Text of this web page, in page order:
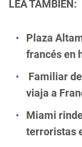
LEA TAMBIÉN:
Plaza
francés en
Familiar
viaja a
Miami
terroristas